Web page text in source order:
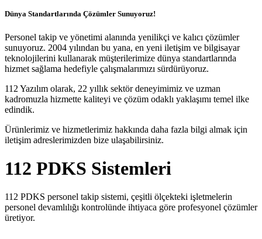
Dünya Standartlarında Çözümler Sunuyoruz!
Personel takip ve yönetimi alanında yenilikçi ve kalıcı çözümler
sunuyoruz. 2004 yılından bu yana, en yeni iletişim ve bilgisayar
teknolojilerini kullanarak müşterilerimize dünya standartlarında
hizmet sağlama hedefiyle çalışmalarımızı sürdürüyoruz.
112 Yazılım olarak, 22 yıllık sektör deneyimimiz ve uzman
kadromuzla hizmette kaliteyi ve çözüm odaklı yaklaşımı temel ilke
edindik.
Ürünlerimiz ve hizmetlerimiz hakkında daha fazla bilgi almak için
iletişim adreslerimizden bize ulaşabilirsiniz.
112 PDKS Sistemleri
112 PDKS personel takip sistemi, çeşitli ölçekteki işletmelerin
personel devamlılığı kontrolünde ihtiyaca göre profesyonel çözümler
üretiyor.